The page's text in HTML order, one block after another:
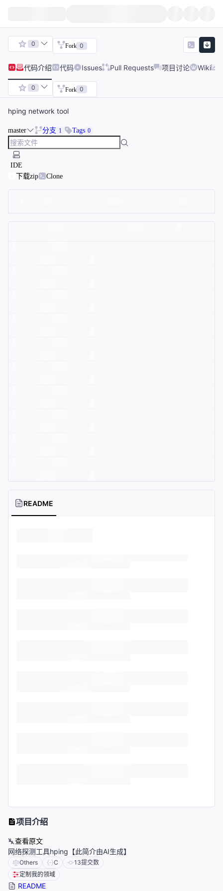
0 Fork 0
代码介绍 代码 Issues Pull Requests 项目讨论 Wiki
0 Fork 0
hping network tool
master 分支 1 Tags 0
IDE
下载zip
Clone
README
项目介绍
查看原文
网络探测工具hping【此简介由AI生成】
Others C 13提交数
定制我的领域
README